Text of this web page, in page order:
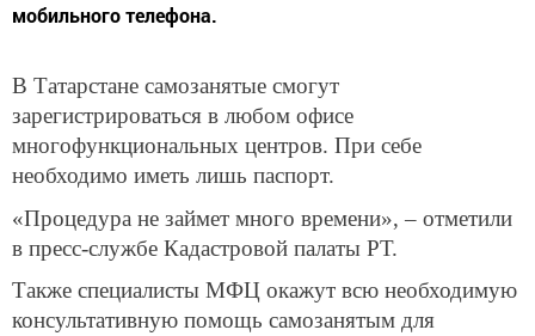
мобильного телефона.
В Татарстане самозанятые смогут
зарегистрироваться в любом офисе
многофункциональных центров. При себе
необходимо иметь лишь паспорт.
«Процедура не займет много времени», ­­– отметили
в пресс-службе Кадастровой палаты РТ.
Также специалисты МФЦ окажут всю необходимую
консультативную помощь самозанятым для